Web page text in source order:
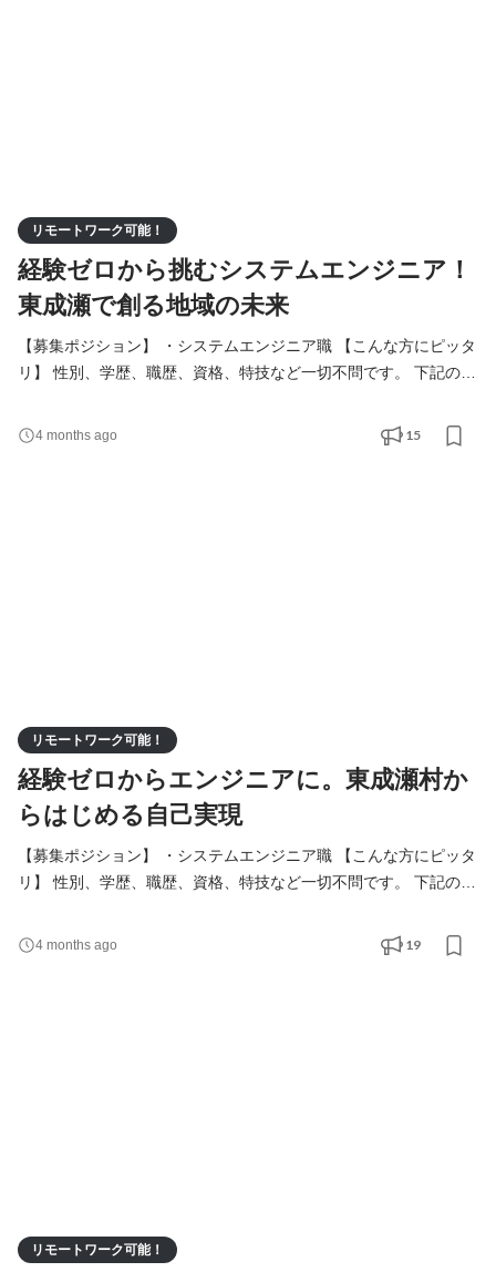
リモートワーク可能！
経験ゼロから挑むシステムエンジニア！
東成瀬で創る地域の未来
【募集ポジション】 ・システムエンジニア職 【こんな方にピッタ
リ】 性別、学歴、職歴、資格、特技など一切不問です。 下記のよ
ある方 ・変化を楽しめる方 ・安定基盤のある公的企業で長く就労
したい方 ・地域社会の役に立ちたい方 ・環境やエネルギー問題に
4 months ago 15
リモートワーク可能！
経験ゼロからエンジニアに。東成瀬村か
らはじめる自己実現
【募集ポジション】 ・システムエンジニア職 【こんな方にピッタ
リ】 性別、学歴、職歴、資格、特技など一切不問です。 下記のよ
ある方 ・変化を楽しめる方 ・安定基盤のある公的企業で長く就労
したい方 ・地域社会の役に立ちたい方 ・環境やエネルギー問題に
4 months ago 19
リモートワーク可能！